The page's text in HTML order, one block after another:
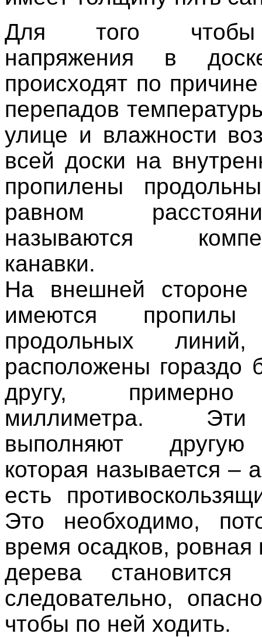
Для того чтобы
напряжения в
происходят по
перепадов
улице и влажности
всей доски на
пропилены
равном
называются
канавки.
На внешней стороне
имеются
продольных
расположены гораздо
другу, примерно
миллиметра.
выполняют
которая называется –
есть
Это необходимо,
время осадков, ровная
дерева становится
следовательно,
чтобы по ней ходить.